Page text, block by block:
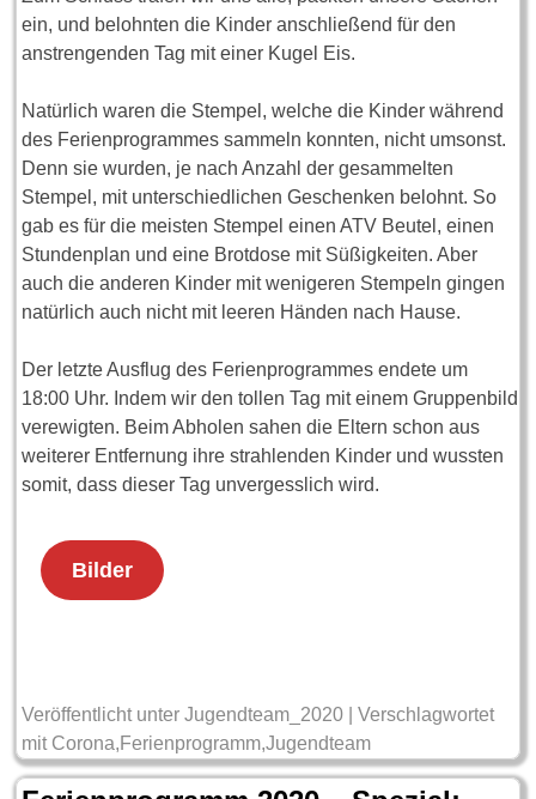
ein, und belohnten die Kinder anschließend für den
anstrengenden Tag mit einer Kugel Eis.
Natürlich waren die Stempel, welche die Kinder während
des Ferienprogrammes sammeln konnten, nicht umsonst.
Denn sie wurden, je nach Anzahl der gesammelten
Stempel, mit unterschiedlichen Geschenken belohnt. So
gab es für die meisten Stempel einen ATV Beutel, einen
Stundenplan und eine Brotdose mit Süßigkeiten. Aber
auch die anderen Kinder mit wenigeren Stempeln gingen
natürlich auch nicht mit leeren Händen nach Hause.
Der letzte Ausflug des Ferienprogrammes endete um
18:00 Uhr. Indem wir den tollen Tag mit einem Gruppenbild
verewigten. Beim Abholen sahen die Eltern schon aus
weiterer Entfernung ihre strahlenden Kinder und wussten
somit, dass dieser Tag unvergesslich wird.
Bilder
Veröffentlicht unter Jugendteam_2020 |Verschlagwortet
mit Corona, Ferienprogramm,Jugendteam